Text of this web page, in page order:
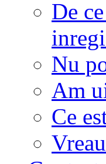
De
Nu
Am
Ce